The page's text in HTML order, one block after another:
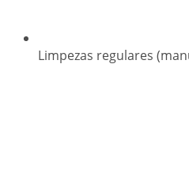
Limpezas regulares